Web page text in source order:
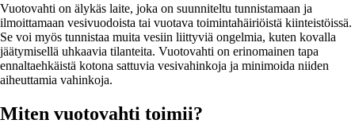
Vuotovahti on älykäs laite, joka on suunniteltu tunnistamaan ja
ilmoittamaan vesivuodoista tai vuotava toimintahäiriöistä kiinteistöissä.
Se voi myös tunnistaa muita vesiin liittyviä ongelmia, kuten kovalla
jäätymisellä uhkaavia tilanteita. Vuotovahti on erinomainen tapa
ennaltaehkäistä kotona sattuvia vesivahinkoja ja minimoida niiden
aiheuttamia vahinkoja.
Miten vuotovahti toimii?